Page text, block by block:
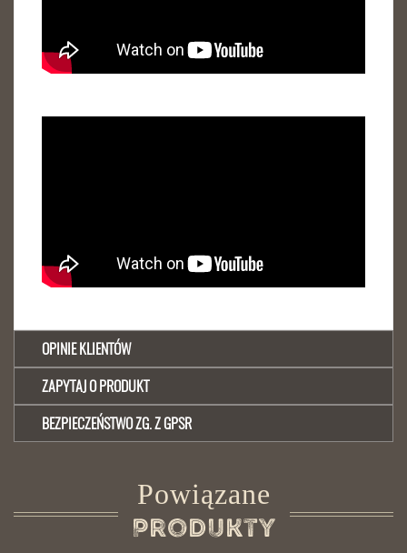
OPINIE KLIENTÓW
ZAPYTAJ O PRODUKT
BEZPIECZEŃSTWO ZG. Z GPSR
Powiązane
Produkty